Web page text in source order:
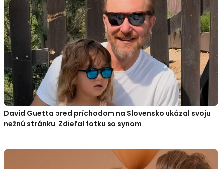
David Guetta pred príchodom na Slovensko ukázal svoju
nežnú stránku: Zdieľal fotku so synom